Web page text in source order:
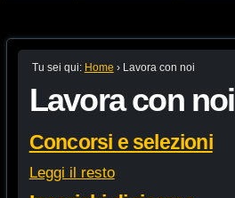
Tu sei qui: Home › Lavora con noi
Lavora con noi
Concorsi e selezioni
Leggi il resto